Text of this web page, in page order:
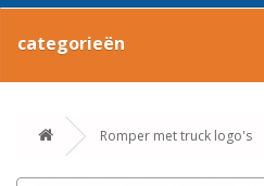
categorieën
Romper met truck logo's